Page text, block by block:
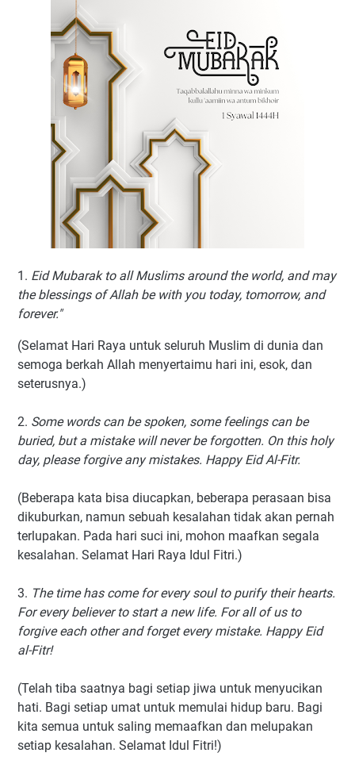
1. Eid Mubarak to all Muslims around the world, and may
the blessings of Allah be with you today, tomorrow, and
forever."
(Selamat Hari Raya untuk seluruh Muslim di dunia dan
semoga berkah Allah menyertaimu hari ini, esok, dan
seterusnya.)
2. Some words can be spoken, some feelings can be
buried, but a mistake will never be forgotten. On this holy
day, please forgive any mistakes. Happy Eid Al-Fitr.
(Beberapa kata bisa diucapkan, beberapa perasaan bisa
dikuburkan, namun sebuah kesalahan tidak akan pernah
terlupakan. Pada hari suci ini, mohon maafkan segala
kesalahan. Selamat Hari Raya Idul Fitri.)
3. The time has come for every soul to purify their hearts.
For every believer to start a new life. For all of us to
forgive each other and forget every mistake. Happy Eid
al-Fitr!
(Telah tiba saatnya bagi setiap jiwa untuk menyucikan
hati. Bagi setiap umat untuk memulai hidup baru. Bagi
kita semua untuk saling memaafkan dan melupakan
setiap kesalahan. Selamat Idul Fitri!)